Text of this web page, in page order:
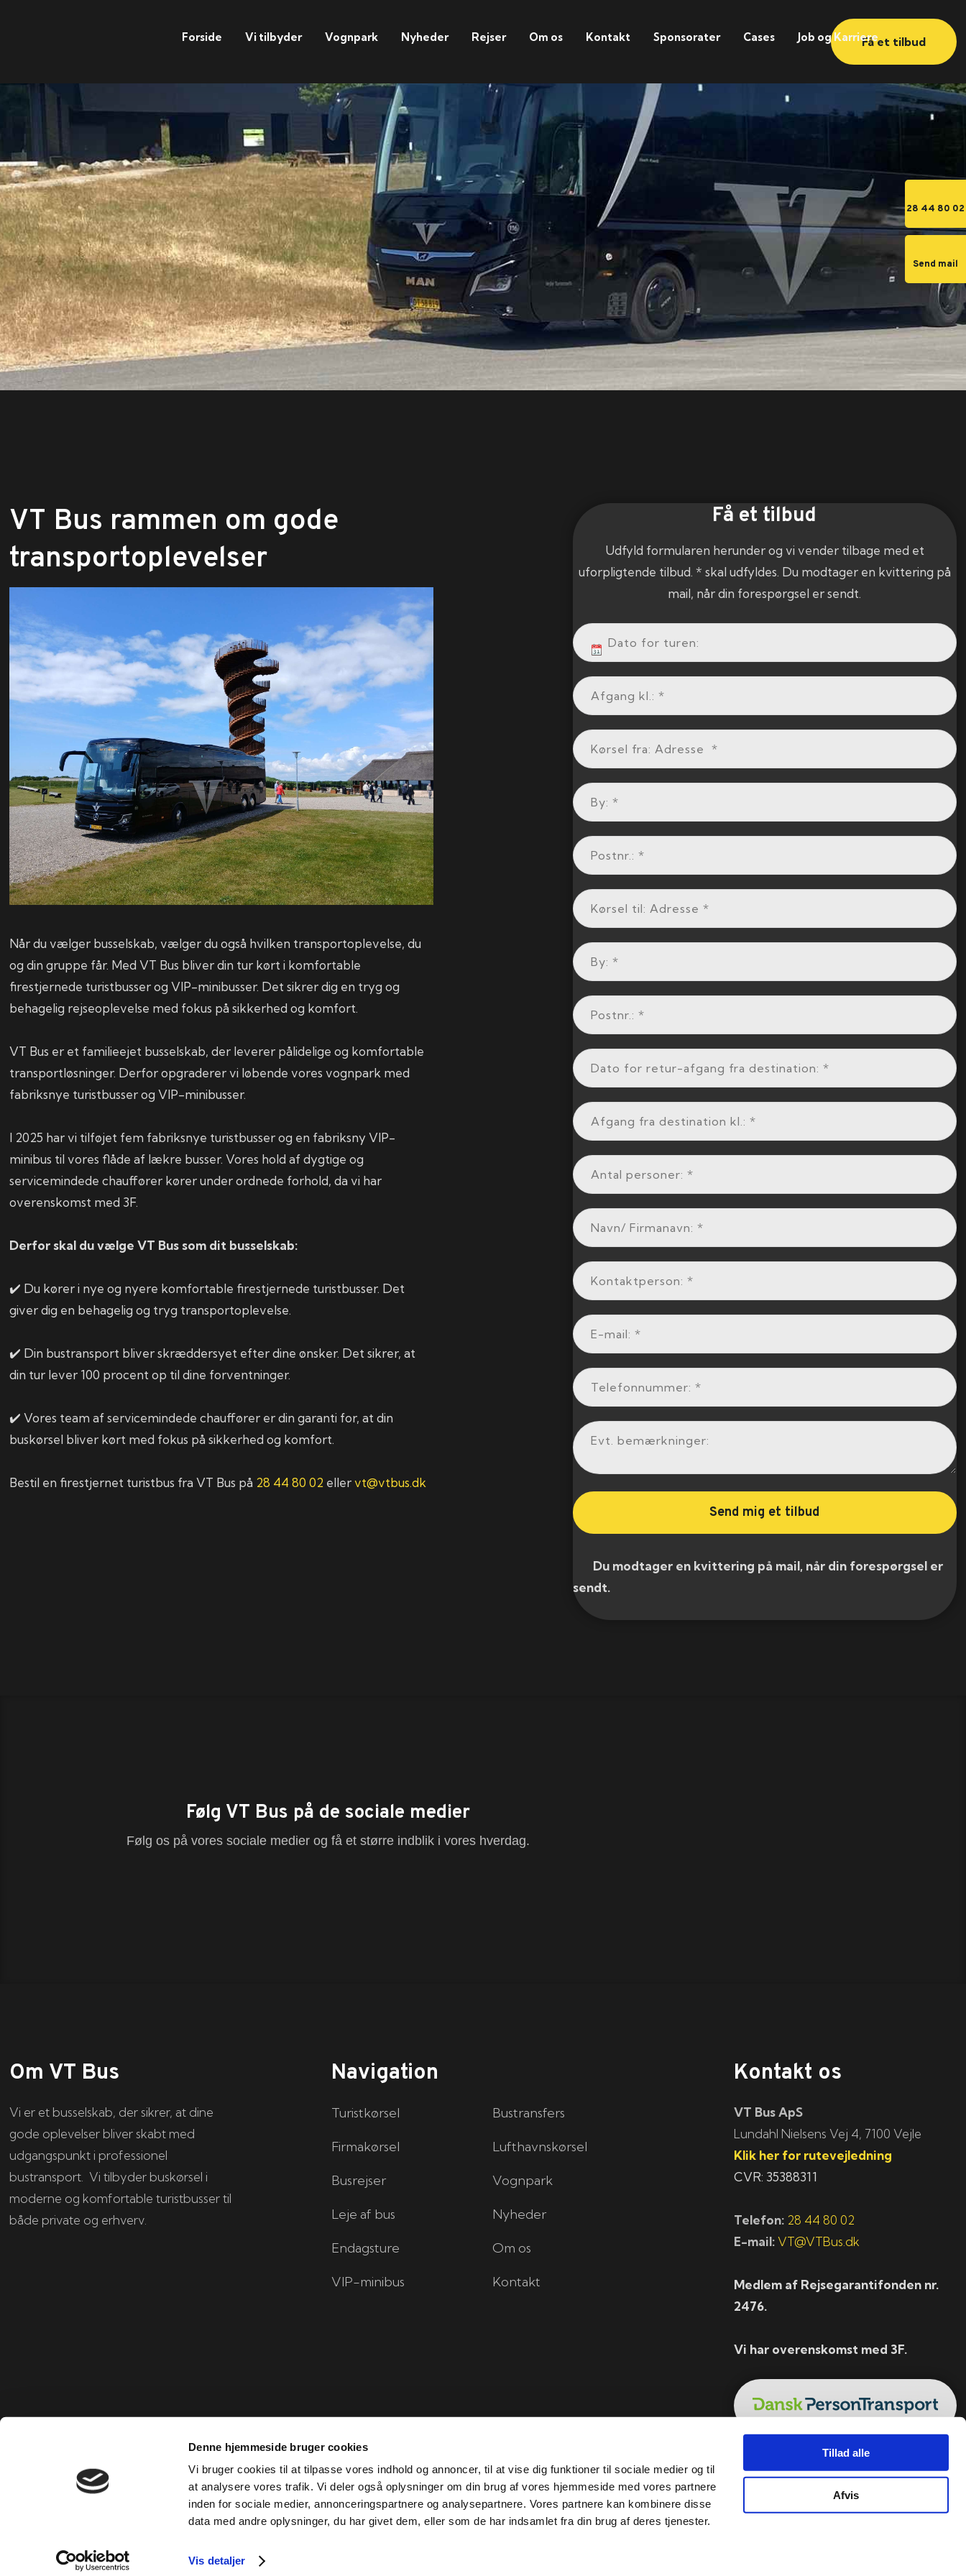
Denne hjemmeside bruger cookies
Vi bruger cookies til at tilpasse vores indhold og annoncer, til at vise dig funktioner til sociale medier og til
at analysere vores trafik. Vi deler også oplysninger om din brug af vores hjemmeside med vores partnere
inden for sociale medier, annonceringspartnere og analysepartnere. Vores partnere kan kombinere disse
data med andre oplysninger, du har givet dem, eller som de har indsamlet fra din brug af deres tjenester.
Vis detaljer
Tillad alle
Afvis
28 44 80 02
Send mail
Forside Vi tilbyder Vognpark Nyheder Rejser Om os Kontakt Sponsorater Cases Job og KarriereFå et tilbud
VT Bus rammen om gode
transportoplevelser
Når du vælger busselskab, vælger du også hvilken transportoplevelse, du
og din gruppe får. Med VT Bus bliver din tur kørt i komfortable
firestjernede turistbusser og VIP-minibusser. Det sikrer dig en tryg og
behagelig rejseoplevelse med fokus på sikkerhed og komfort.
VT Bus er et familieejet busselskab, der leverer pålidelige og komfortable
transportløsninger. Derfor opgraderer vi løbende vores vognpark med
fabriksnye turistbusser og VIP-minibusser.
I 2025 har vi tilføjet fem fabriksnye turistbusser og en fabriksny VIP-
minibus til vores flåde af lækre busser. Vores hold af dygtige og
servicemindede chauffører kører under ordnede forhold, da vi har
overenskomst med 3F.
Derfor skal du vælge VT Bus som dit busselskab:
✔️ Du kører i nye og nyere komfortable firestjernede turistbusser. Det
giver dig en behagelig og tryg transportoplevelse.
✔️ Din bustransport bliver skræddersyet efter dine ønsker. Det sikrer, at
din tur lever 100 procent op til dine forventninger.
✔️ Vores team af servicemindede chauffører er din garanti for, at din
buskørsel bliver kørt med fokus på sikkerhed og komfort.
Bestil en firestjernet turistbus fra VT Bus på 28 44 80 02 ellervt@vtbus.dk
Få et tilbud
Udfyld formularen herunder og vi vender tilbage med et
uforpligtende tilbud. * skal udfyldes. Du modtager en kvittering på
mail, når din forespørgsel er sendt.
​ Du modtager en kvittering på mail, når din forespørgsel er
sendt.​
Følg VT Bus på de sociale medier
Følg os på vores sociale medier og få et større indblik i vores hverdag.
Om VT Bus
Vi er et busselskab, der sikrer, at dine
gode oplevelser bliver skabt med
udgangspunkt i professionel
bustransport. Vi tilbyder buskørsel i
moderne og komfortable turistbusser til
både private og erhverv.
Navigation
Turistkørsel
Firmakørsel
Busrejser
Leje af bus
Endagsture
VIP-minibus
Bustransfers
Lufthavnskørsel
Vognpark
Nyheder
Om os
Kontakt
Kontakt os
VT Bus ApS
​​​Lundahl Nielsens Vej 4, 7100 Vejle
Klik her for rutevejledning
CVR: 35388311
Telefon: 28 44 80 02
E-mail:VT@VTBus.dk
Medlem af Rejsegarantifonden nr.
2476.
Vi har overenskomst med 3F.
Created and hosted by Group Online